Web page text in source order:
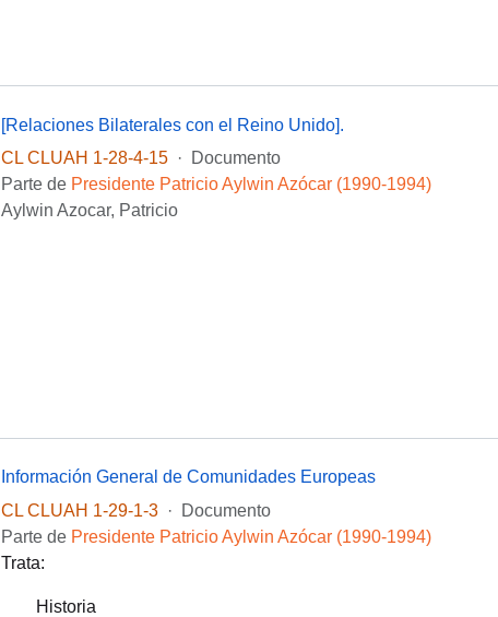
[Relaciones Bilaterales con el Reino Unido].
CL CLUAH 1-28-4-15
·
Documento
Parte de Presidente Patricio Aylwin Azócar (1990-1994)
Aylwin Azocar, Patricio
Información General de Comunidades Europeas
CL CLUAH 1-29-1-3
·
Documento
Parte de Presidente Patricio Aylwin Azócar (1990-1994)
Trata:
Historia